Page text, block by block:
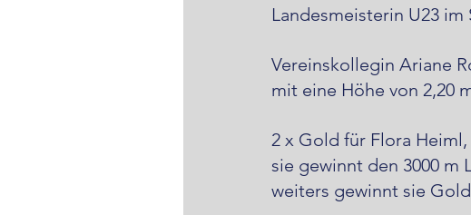
Landesmeisterin U23
Vereinskollegin Ariane
mit eine Höhe von 2,20
2 x Gold für Flora Heiml,
sie gewinnt den 3000 m
weiters gewinnt sie